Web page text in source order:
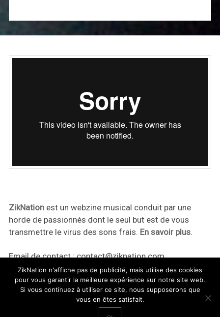
ZikNationest un webzine musical conduit par une
horde de passionnés dont le seul but est de vous
transmettre le virus des sons frais. En savoir plus.
Email de contact :contact@ziknation.com
ZikNation n'affiche pas de publicité, mais utilise des cookies
pour vous garantir la meilleure expérience sur notre site web.
Si vous continuez à utiliser ce site, nous supposerons que
vous en êtes satisfait.